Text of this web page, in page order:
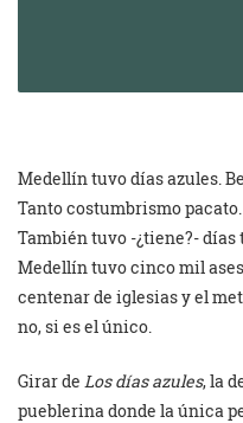
Medellín tuvo días azules.
Tanto costumbrismo
También tuvo -¿tiene?-
Medellín tuvo cinco mil
centenar de iglesias y el
no, si es el único.
Girar de Los días azules, la
pueblerina donde la única